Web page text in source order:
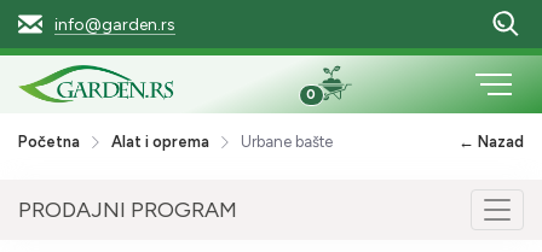
info@garden.rs
0
Početna Alat i oprema Urbane bašte ← Nazad
PRODAJNI PROGRAM